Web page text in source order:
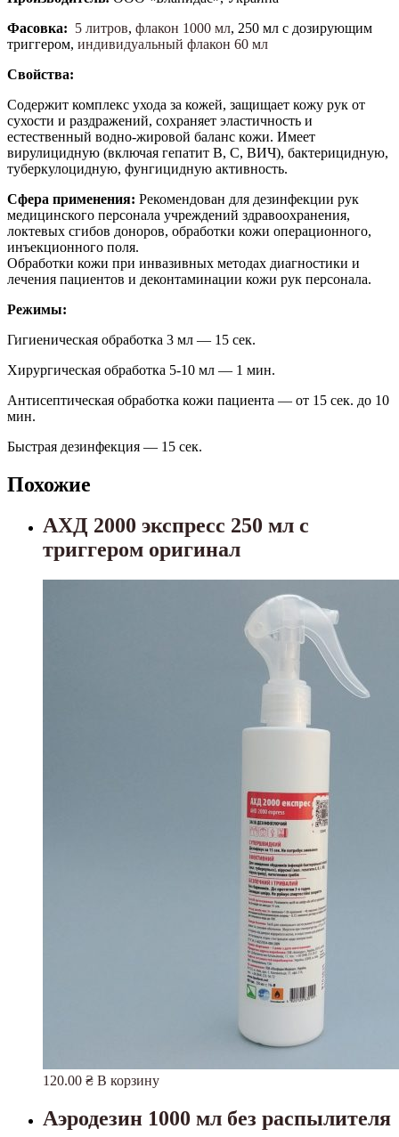
Фасовка: 5 литров, флакон 1000 мл, 250 мл с дозирующим
триггером, индивидуальный флакон 60 мл
Свойства:
Содержит комплекс ухода за кожей, защищает кожу рук от
сухости и раздражений, сохраняет эластичность и
естественный водно-жировой баланс кожи. Имеет
вирулицидную (включая гепатит В, С, ВИЧ), бактерицидную,
туберкулоцидную, фунгицидную активность.
Сфера применения: Рекомендован для дезинфекции рук
медицинского персонала учреждений здравоохранения,
локтевых сгибов доноров, обработки кожи операционного,
инъекционного поля.
Обработки кожи при инвазивных методах диагностики и
лечения пациентов и деконтаминации кожи рук персонала.
Режимы:
Гигиеническая обработка 3 мл — 15 сек.
Хирургическая обработка 5-10 мл — 1 мин.
Антисептическая обработка кожи пациента — от 15 сек. до 10
мин.
Быстрая дезинфекция — 15 сек.
Похожие
АХД 2000 экспресс 250 мл с
триггером оригинал
120.00 ₴ В корзину
Аэродезин 1000 мл без распылителя